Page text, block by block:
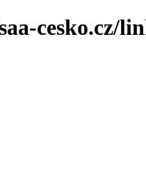
cesko.cz/